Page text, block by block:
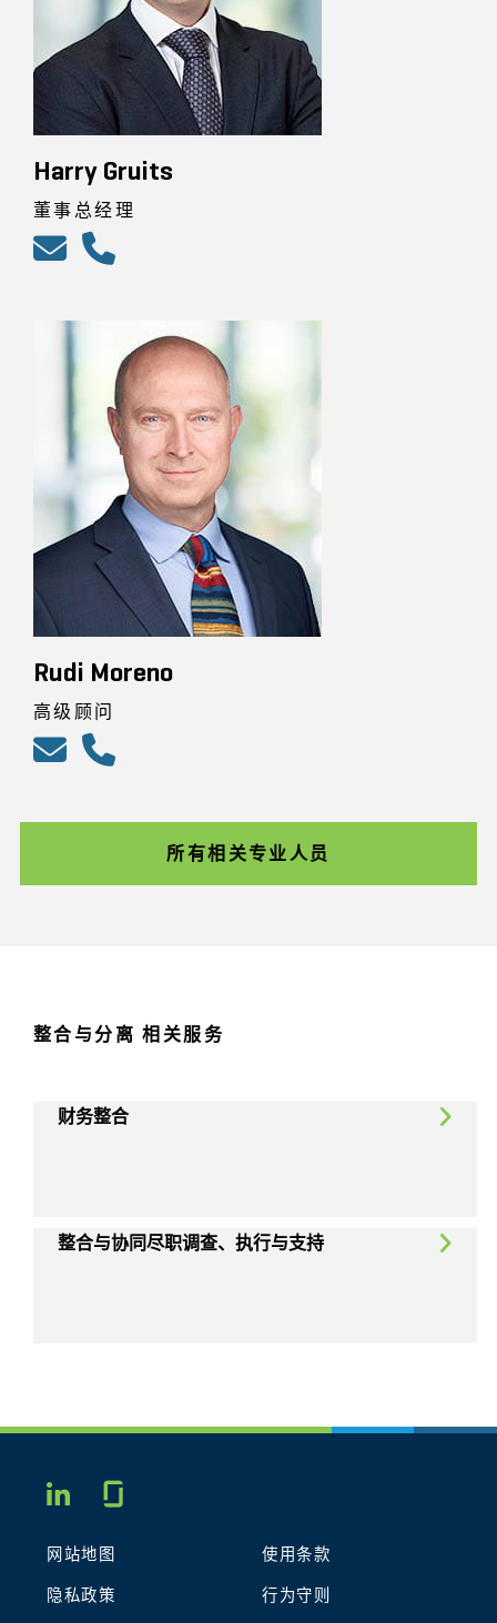
Harry Gruits
董事总经理
Rudi Moreno
高级顾问
所有相关专业人员
整合与分离 相关服务
财务整合
整合与协同尽职调查、执行与支持
LINKEDIN
网站地图 使用条款
隐私政策 行为守则